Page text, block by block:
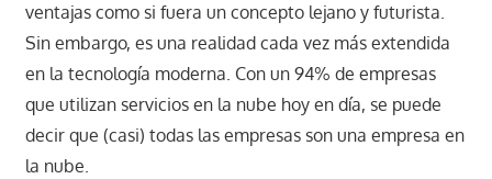
ventajas como si fuera un concepto lejano y futurista.
Sin embargo, es una realidad cada vez más extendida
en la tecnología moderna. Con un 94% de empresas
que utilizan servicios en la nube hoy en día, se puede
decir que (casi) todas las empresas son una empresa en
la nube.